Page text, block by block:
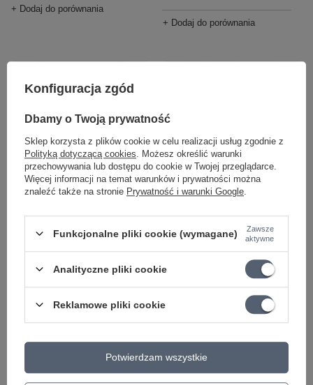
+ Dodaj do porównania
+ Dodaj do porównania
Ernie Ball 2223 NC
Hybrid Slinky struny do
31,80 zł
+ Dodaj do porównania
Ernie Ball 2215 NC
Hybrid Slinky struny do
32,40 zł
+ Dodaj do porównania
Konfiguracja zgód
Dbamy o Twoją prywatność
Sklep korzysta z plików cookie w celu realizacji usług zgodnie z
Polityką dotyczącą cookies . Możesz określić warunki
przechowywania lub dostępu do cookie w Twojej przeglądarce.
Więcej informacji na temat warunków i prywatności można
znaleźć także na stronie Prywatność i warunki Google
Funkcjonalne pliki cookie (wymagane)
Zawsze
aktywne
Analityczne pliki cookie
Reklamowe pliki cookie
Potwierdzam wszystkie